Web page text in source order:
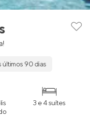
últimos 90 dias
3 e 4 suítes